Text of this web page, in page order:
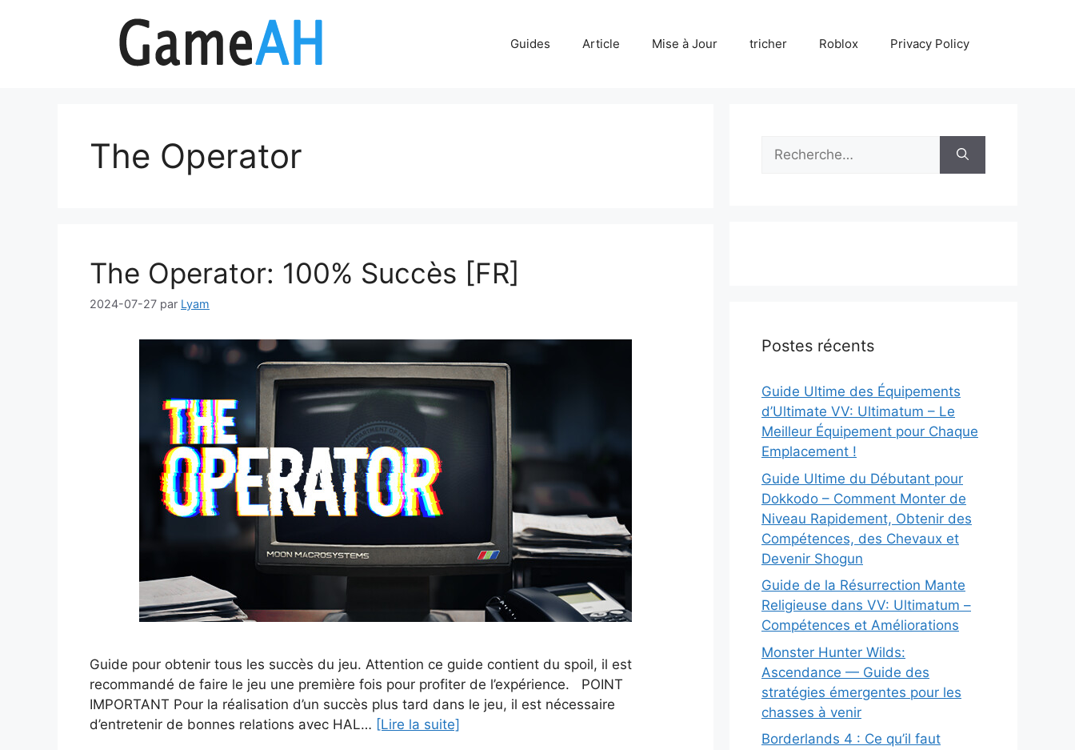
Guides Article Mise à Jour tricher Roblox Privacy Policy
The Operator
The Operator: 100% Succès [FR]
2024-07-27 par Lyam
Guide pour obtenir tous les succès du jeu. Attention ce guide contient du spoil, il est
recommandé de faire le jeu une première fois pour profiter de l’expérience. POINT
IMPORTANT Pour la réalisation d’un succès plus tard dans le jeu, il est nécessaire
d’entretenir de bonnes relations avec HAL… [Lire la suite]
Rechercher :
Postes récents
Guide Ultime des Équipements
d’Ultimate VV: Ultimatum – Le
Meilleur Équipement pour Chaque
Emplacement !
Guide Ultime du Débutant pour
Dokkodo – Comment Monter de
Niveau Rapidement, Obtenir des
Compétences, des Chevaux et
Devenir Shogun
Guide de la Résurrection Mante
Religieuse dans VV: Ultimatum –
Compétences et Améliorations
Monster Hunter Wilds:
Ascendance — Guide des
stratégies émergentes pour les
chasses à venir
Borderlands 4 : Ce qu’il faut